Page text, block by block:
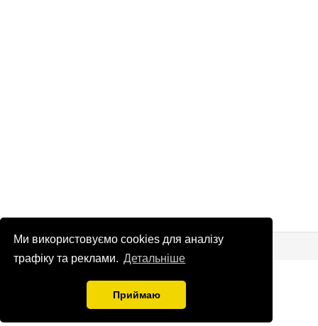
Ми використовуємо cookies для аналізу
трафіку та реклами. Детальніше
Приймаю
© Патріоти України 2026
Правова інформація